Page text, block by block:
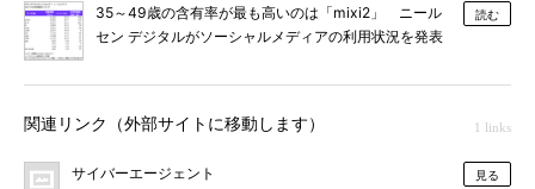
35～49歳の含有率が最も高いのは「mixi2」 ニール
セン デジタルがソーシャルメディアの利用状況を発表
読む
関連リンク（外部サイトに移動します） 1 links
サイバーエージェント 見る